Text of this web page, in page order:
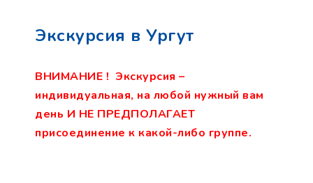
Экскурсия в Ургут
ВНИМАНИЕ ! Экскурсия –
индивидуальная, на любой нужный вам
день И НЕ ПРЕДПОЛАГАЕТ
присоединение к какой-либо группе.